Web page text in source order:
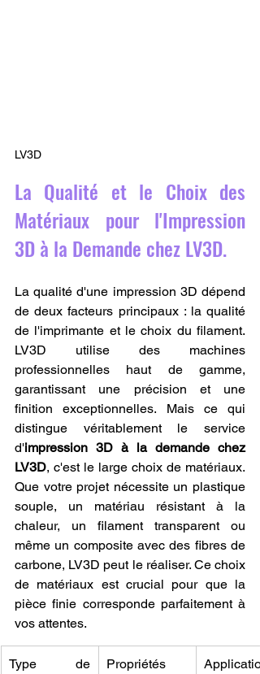
LV3D
La Qualité et le Choix des
Matériaux pour l'Impression
3D à la Demande chez LV3D.
La qualité d'une impression 3D dépend
de deux facteurs principaux : la qualité
de l'imprimante et le choix du filament.
LV3D utilise des machines
professionnelles haut de gamme,
garantissant une précision et une
finition exceptionnelles. Mais ce qui
distingue véritablement le service
d'impression 3D à la demande chez
LV3D, c'est le large choix de matériaux.
Que votre projet nécessite un plastique
souple, un matériau résistant à la
chaleur, un filament transparent ou
même un composite avec des fibres de
carbone, LV3D peut le réaliser. Ce choix
de matériaux est crucial pour que la
pièce finie corresponde parfaitement à
vos attentes.
Type de
Propriétés